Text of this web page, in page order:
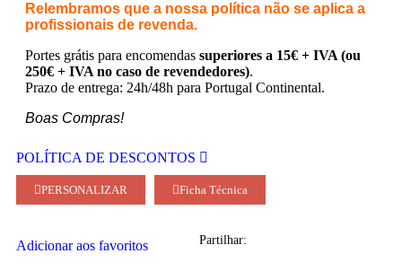
Relembramos que a nossa política não se aplica a
profissionais de revenda.
Portes grátis para encomendas superiores a 15€ + IVA (ou
250€ + IVA no caso de revendedores).
Prazo de entrega: 24h/48h para Portugal Continental.
Boas Compras!
POLÍTICA DE DESCONTOS
PERSONALIZAR Ficha Técnica
Adicionar aos favoritos Partilhar: